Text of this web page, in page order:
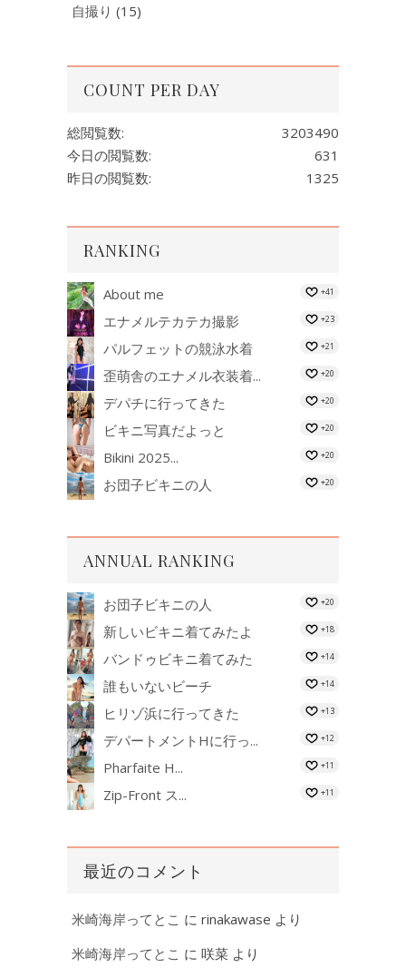
自撮り (15)
COUNT PER DAY
3203490
総閲覧数:
631
今日の閲覧数:
1325
昨日の閲覧数:
RANKING
About me +41
エナメルテカテカ撮影 +23
パルフェットの競泳水着 +21
歪萌舎のエナメル衣装着... +20
デパチに行ってきた +20
ビキニ写真だよっと +20
Bikini 2025... +20
お団子ビキニの人 +20
ANNUAL RANKING
お団子ビキニの人 +20
新しいビキニ着てみたよ +18
バンドゥビキニ着てみた +14
誰もいないビーチ +14
ヒリゾ浜に行ってきた +13
デパートメントHに行っ... +12
Pharfaite H... +11
Zip-Front ス... +11
最近のコメント
米崎海岸ってとこ に rinakawase より
米崎海岸ってとこ に 咲菜 より